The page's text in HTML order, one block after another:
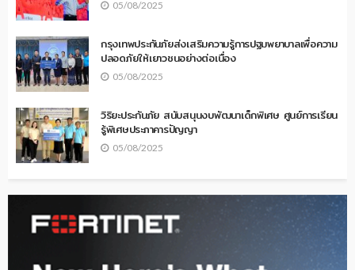
05/08/2025
กรุงเทพประกันภัยส่งเสริมความรู้การปฐมพยาบาลเพื่อความ
ปลอดภัยให้เยาวชนอย่างต่อเนื่อง
05/08/2025
วิริยะประกันภัย สนับสนุนงบพัฒนาเด็กพิเศษ ศูนย์การเรียน
รู้พิเศษประภาคารปัญญา
05/08/2025